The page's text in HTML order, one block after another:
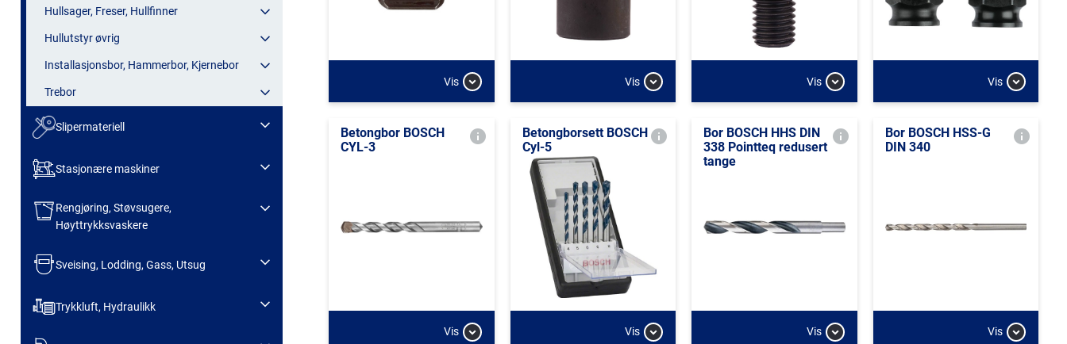
Hullsager, Freser, Hullfinner
Hullutstyr øvrig
Installasjonsbor, Hammerbor, Kjernebor
Trebor
Slipermateriell
Stasjonære maskiner
Rengjøring, Støvsugere,
Høyttrykksvaskere
Sveising, Lodding, Gass, Utsug
Trykkluft, Hydraulikk
Vis Vis Vis Vis
Betongbor BOSCH
CYL-3
Vis
Betongborsett BOSCH
Cyl-5
Vis
Bor BOSCH HHS DIN
338 Pointteq redusert
tange
Vis
Bor BOSCH HSS-G
DIN 340
Vis